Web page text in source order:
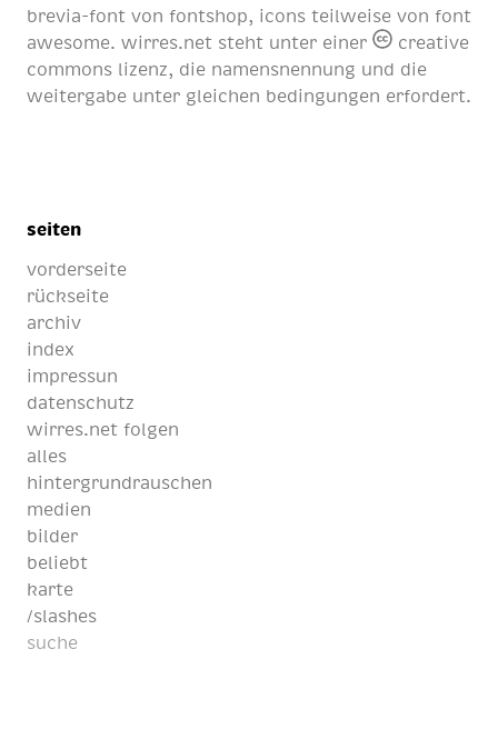
brevia-font von fontshop , icons teilweise von font
awesome . wirres.net steht unter einer
creative
commons lizenz , die namensnennung und die
weitergabe unter gleichen bedingungen erfordert.
seiten
vorderseite
rückseite
archiv
index
impressun
datenschutz
wirres.net folgen
alles
hintergrundrauschen
medien
bilder
beliebt
karte
/slashes